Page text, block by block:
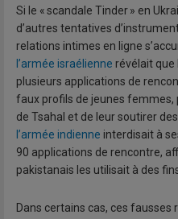
Si le « scandale Tinder » en
d’autres tentatives
relations intimes en ligne
l’armée israélienne révélait que
plusieurs applications de
faux profils de jeunes femmes,
de Tsahal et de leur soutirer
l’armée indienne interdisait à
90 applications de rencontre,
pakistanais les utilisait à des
Dans certains cas, ces